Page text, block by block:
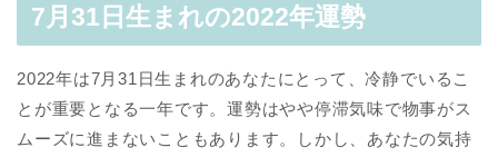
7月31日生まれの2022年運勢
2022年は7月31日生まれのあなたにとって、冷静でいるこ
とが重要となる一年です。運勢はやや停滞気味で物事がス
ムーズに進まないこともあります。しかし、あなたの気持